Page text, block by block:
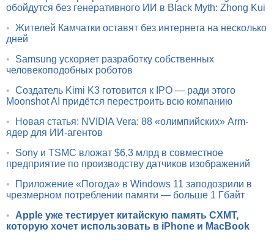
обойдутся без генеративного ИИ в Black Myth: Zhong Kui
• Жителей Камчатки оставят без интернета на несколько
дней
•
Samsung ускоряет разработку собственных
человекоподобных роботов
• Создатель Kimi K3 готовится к IPO — ради этого
Moonshot AI придётся перестроить всю компанию
•
Новая статья: NVIDIA Vera: 88 «олимпийских» Arm-
ядер для ИИ-агентов
•
Sony и TSMC вложат $6,3 млрд в совместное
предприятие по производству датчиков изображений
•
Приложение «Погода» в Windows 11 заподозрили в
чрезмерном потреблении памяти — больше 1 Гбайт
•
Apple уже тестирует китайскую память CXMT,
которую хочет использовать в iPhone и MacBook